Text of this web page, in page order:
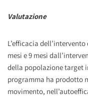
Valutazione
L’efficacia
mesi e 9 mesi
della popolazione target
programma ha prodotto
movimento,